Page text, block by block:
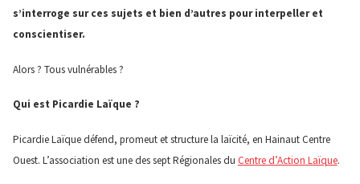
s’interroge sur ces sujets et bien d’autres pour interpeller et
conscientiser.
Alors ? Tous vulnérables ?
Qui est Picardie Laïque ?
Picardie Laïque défend, promeut et structure la laïcité, en Hainaut Centre
Ouest. L’association est une des sept Régionales du Centre d’Action Laïque.